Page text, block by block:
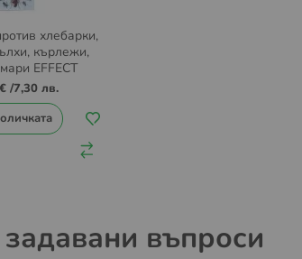
хлебарки,
кърлежи,
EFFECT
CS
/7,30 лв.
въпроси